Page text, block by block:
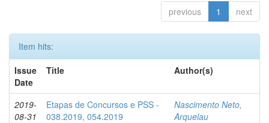
previous 1 next
Item hits:
Issue
Date
Title Author(s)
2019-
08-31
Etapas de Concursos e PSS -
038.2019, 054.2019
Nascimento Neto,
Arquelau